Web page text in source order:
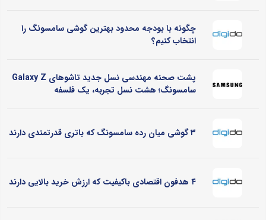
چگونه با بودجه محدود بهترین گوشی سامسونگ را
انتخاب کنیم؟
پشت صحنه مهندسی نسل جدید تاشوهای Galaxy Z
سامسونگ؛ هشت نسل تجربه، یک فلسفه
۳ گوشی میان رده سامسونگ که باتری قدرتمندی دارند
۴ هدفون اقتصادی باکیفیت که ارزش خرید بالایی دارند